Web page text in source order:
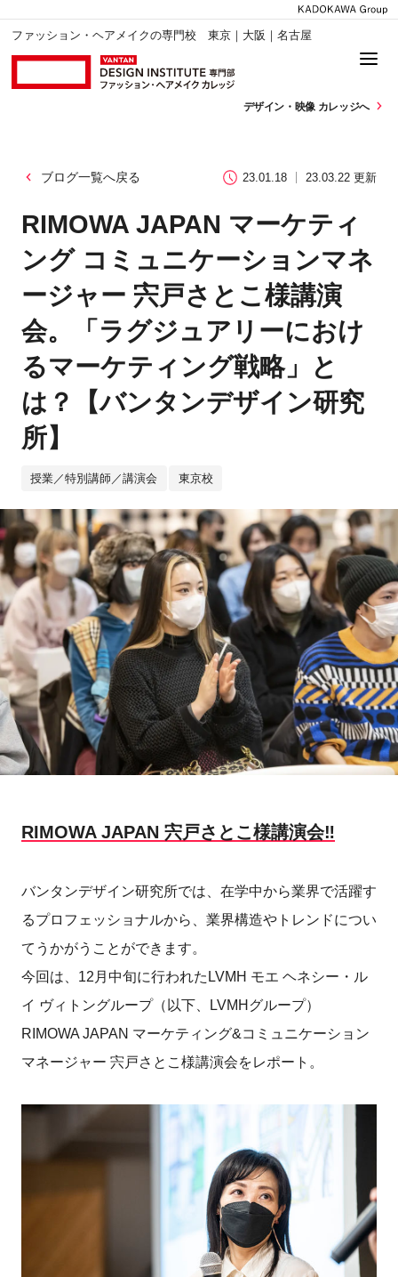
ファッション・ヘアメイクの専門校 東京｜大阪｜名古屋
デザイン・ 映像 カレッジへ
ブログ一覧へ戻る 23.01.18 23.03.22 更新
RIMOWA JAPAN マーケティ
ング コミュニケーションマネ
ージャー 宍戸さとこ様講演
会。「ラグジュアリーにおけ
るマーケティング戦略」と
は？【バンタンデザイン研究
所】
授業／特別講師／講演会 東京校
RIMOWA JAPAN 宍戸さとこ様講演会‼
バンタンデザイン研究所では、在学中から業界で活躍す
るプロフェッショナルから、業界構造やトレンドについ
てうかがうことができます。
今回は、12月中旬に行われたLVMH モエ ヘネシー・ル
イ ヴィトングループ（以下、LVMHグループ）
RIMOWA JAPAN マーケティング&コミュニケーション
マネージャー 宍戸さとこ様講演会をレポート。